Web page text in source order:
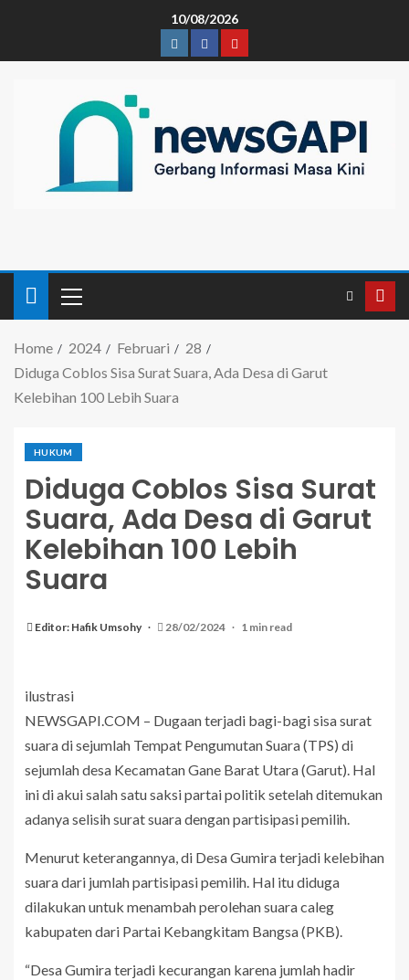
10/08/2026
Home 2024 Februari
28
Diduga Coblos Sisa Surat Suara, Ada Desa di Garut
Kelebihan 100 Lebih Suara
HUKUM
Diduga Coblos Sisa Surat
Suara, Ada Desa di Garut
Kelebihan 100 Lebih
Suara
Editor: Hafik Umsohy 28/02/2024 1 min read
ilustrasi
NEWSGAPI.COM – Dugaan terjadi bagi-bagi sisa surat
suara di sejumlah Tempat Pengumutan Suara (TPS) di
sejumlah desa Kecamatan Gane Barat Utara (Garut). Hal
ini di akui salah satu saksi partai politik setelah ditemukan
adanya selisih surat suara dengan partisipasi pemilih.
Menurut keterangannya, di Desa Gumira terjadi kelebihan
suara dari jumlah partisipasi pemilih. Hal itu diduga
dilakukan untuk menambah perolehan suara caleg
kabupaten dari Partai Kebangkitam Bangsa (PKB).
“Desa Gumira terjadi kecurangan karena jumlah hadir